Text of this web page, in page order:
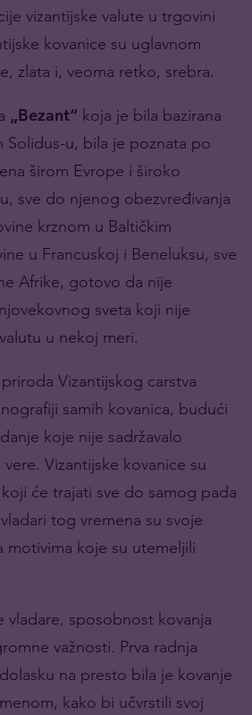
vizantijske valute u trgovini
kovanice su uglavnom
zlata i, veoma retko, srebra.
„Bezant“ koja je bila bazirana
Solidus-u, bila je poznata po
širom Evrope i široko
sve do njenog obezvređivanja
krznom u Baltičkim
u Francuskoj i Beneluksu, sve
Afrike, gotovo da nije
sveta koji nije
u nekoj meri.
Vizantijskog carstva
samih kovanica, budući
koje nije sadržavalo
Vizantijske kovanice su
će trajati sve do samog pada
tog vremena su svoje
motivima koje su utemeljili
vladare, sposobnost kovanja
važnosti. Prva radnja
na presto bila je kovanje
kako bi učvrstili svoj